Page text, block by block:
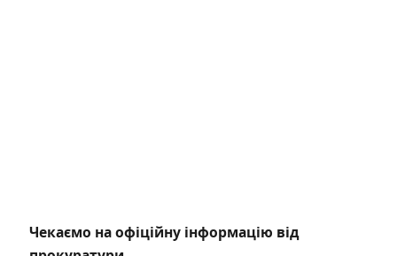
Чекаємо на офіційну інформацію від